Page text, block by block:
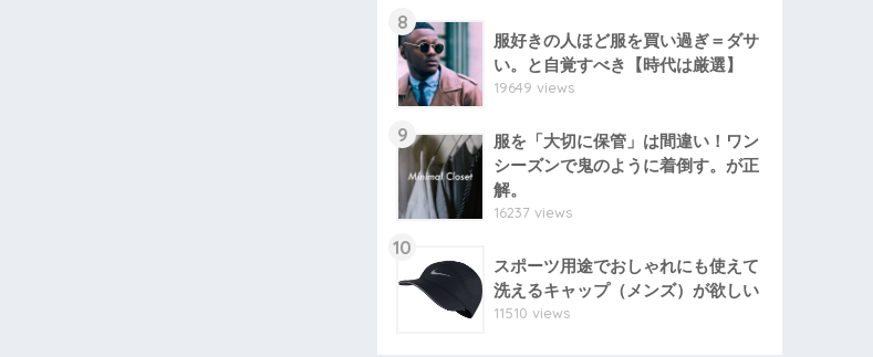
8
服好きの人ほど服を買い過ぎ＝ダサ
い。と自覚すべき【時代は厳選】
19649 views
9
服を「大切に保管」は間違い！ワン
シーズンで鬼のように着倒す。が正
解。
16237 views
10
スポーツ用途でおしゃれにも使えて
洗えるキャップ（メンズ）が欲しい
11510 views